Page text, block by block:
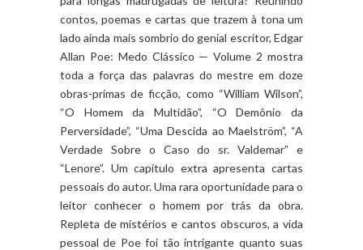
contos, poemas e cartas que trazem à tona um
lado ainda mais sombrio do genial escritor, Edgar
Allan Poe: Medo Clássico — Volume 2 mostra
toda a força das palavras do mestre em doze
obras-primas de ficção, como “William Wilson”,
“O Homem da Multidão”, “O Demônio da
Perversidade”, “Uma Descida ao Maelström”, “A
Verdade Sobre o Caso do sr. Valdemar” e
“Lenore”. Um capítulo extra apresenta cartas
pessoais do autor. Uma rara oportunidade para o
leitor conhecer o homem por trás da obra.
Repleta de mistérios e cantos obscuros, a vida
pessoal de Poe foi tão intrigante quanto suas